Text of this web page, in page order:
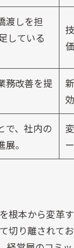
渡しを担
している
務改善を提
で、社内の
。
根本から変革
切り離されて